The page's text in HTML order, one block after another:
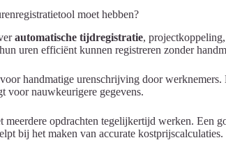
moet hebben?
automatische tijdregistratie,
uren efficiënt kunnen registreren zonder
handmatige urenschrijving door
voor nauwkeurigere gegevens.
opdrachten tegelijkertijd werken.
bij het maken van accurate kostprijscalculaties.